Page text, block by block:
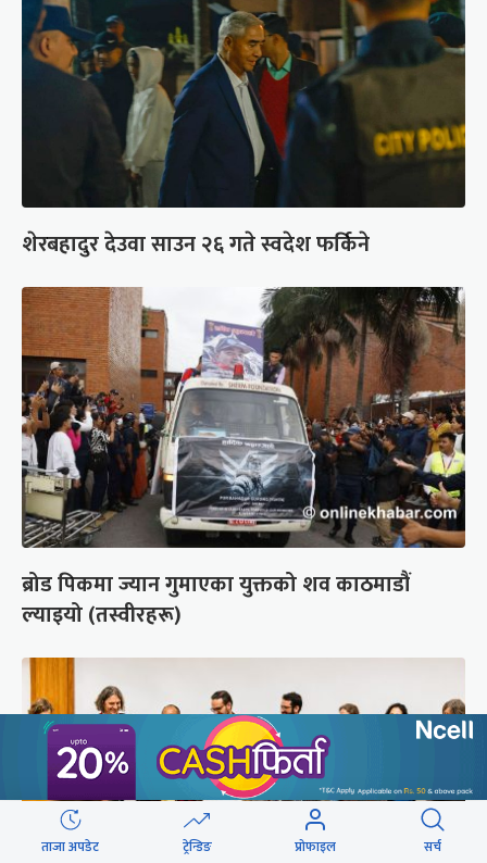
शेरबहादुर देउवा साउन २६ गते स्वदेश फर्किने
ब्रोड पिकमा ज्यान गुमाएका युक्तको शव काठमाडौं
ल्याइयो (तस्वीरहरू)
ताजा अपडेट ट्रेन्डिङ प्रोफाइल सर्च